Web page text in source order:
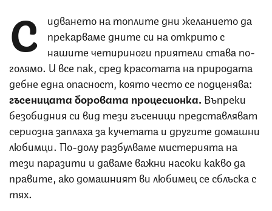
С
идването на топлите дни желанието да
прекарваме дните си на открито с
нашите четириноги приятели става по-
голямо. И все пак, сред красотата на природата
дебне една опасност, която често се подценява:
гъсеницата боровата процесионка. Въпреки
безобидния си вид тези гъсеници представляват
сериозна заплаха за кучетата и другите домашни
любимци. По-долу разбулваме мистерията на
тези паразити и даваме важни насоки какво да
правите, ако домашният ви любимец се сблъска с
тях.